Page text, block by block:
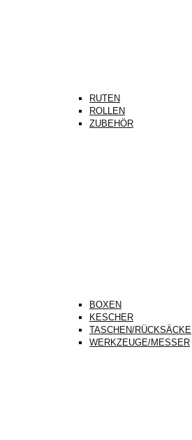
RUTEN
ROLLEN
ZUBEHÖR
BOXEN
KESCHER
TASCHEN/RÜCKSÄCKE
WERKZEUGE/MESSER